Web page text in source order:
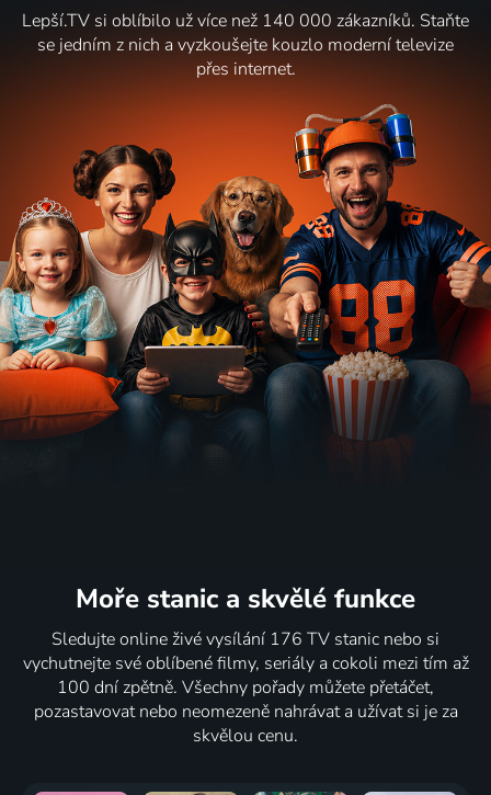
Lepší.TV si oblíbilo už více než 140 000 zákazníků. Staňte
se jedním z nich a vyzkoušejte kouzlo moderní televize
přes internet.
Moře stanic a skvělé funkce
Sledujte online živé vysílání 176 TV stanic nebo si
vychutnejte své oblíbené filmy, seriály a cokoli mezi tím až
100 dní zpětně. Všechny pořady můžete přetáčet,
pozastavovat nebo neomezeně nahrávat a užívat si je za
skvělou cenu.